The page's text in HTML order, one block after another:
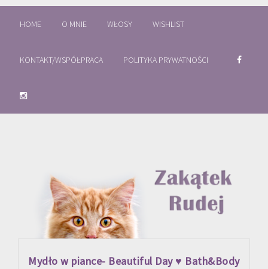
HOME O MNIE WŁOSY WISHLIST
KONTAKT/WSPÓŁPRACA POLITYKA PRYWATNOŚCI
Mydło w piance- Beautiful Day ♥ Bath&Body